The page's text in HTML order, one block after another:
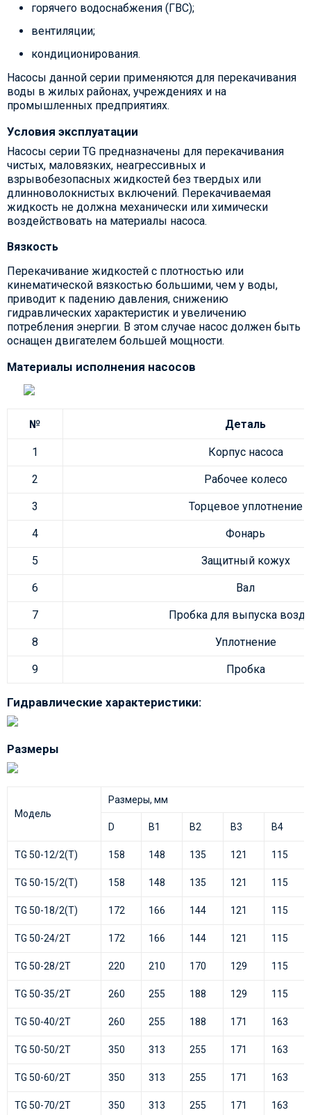
горячего водоснабжения (ГВС);
вентиляции;
кондиционирования.
Насосы данной серии применяются для перекачивания
воды в жилых районах, учреждениях и на
промышленных предприятиях.
Условия эксплуатации
Насосы серии TG предназначены для перекачивания
чистых, маловязких, неагрессивных и
взрывобезопасных жидкостей без твердых или
длинноволокнистых включений. Перекачиваемая
жидкость не должна механически или химически
воздействовать на материалы насоса.
Вязкость
Перекачивание жидкостей с плотностью или
кинематической вязкостью большими, чем у воды,
приводит к падению давления, снижению
гидравлических характеристик и увеличению
потребления энергии. В этом случае насос должен быть
оснащен двигателем большей мощности.
Материалы исполнения насосов
№ Деталь
1 Корпус насоса
2 Рабочее колесо
3 Торцевое уплотнение
4 Фонарь
5 Защитный кожух
6 Вал
7 Пробка для выпуска
8 Уплотнение
9 Пробка
Гидравлические характеристики:
Размеры
Модель
Размеры, мм
D B1 B2 B3 B4
TG 50-12/2(T) 158 148 135 121 115
TG 50-15/2(T) 158 148 135 121 115
TG 50-18/2(T) 172 166 144 121 115
TG 50-24/2T 172 166 144 121 115
TG 50-28/2T 220 210 170 129 115
TG 50-35/2T 260 255 188 129 115
TG 50-40/2T 260 255 188 171 163
TG 50-50/2T 350 313 255 171 163
TG 50-60/2T 350 313 255 171 163
TG 50-70/2T 350 313 255 171 163